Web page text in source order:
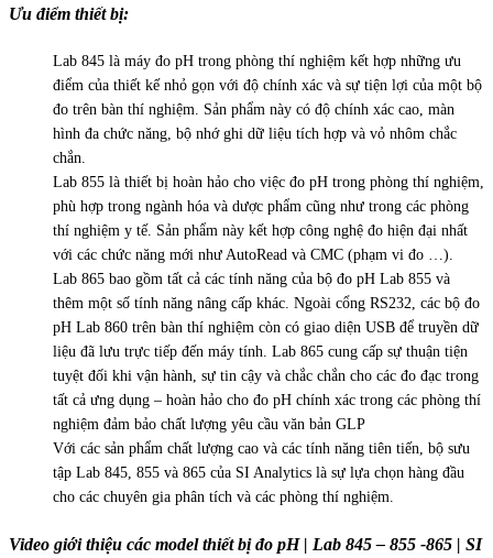
Ưu điểm thiết bị:
Lab 845 là máy đo pH trong phòng thí nghiệm kết hợp những ưu
điểm của thiết kế nhỏ gọn với độ chính xác và sự tiện lợi của một bộ
đo trên bàn thí nghiệm. Sản phẩm này có độ chính xác cao, màn
hình đa chức năng, bộ nhớ ghi dữ liệu tích hợp và vỏ nhôm chắc
chắn.
Lab 855 là thiết bị hoàn hảo cho việc đo pH trong phòng thí nghiệm,
phù hợp trong ngành hóa và dược phẩm cũng như trong các phòng
thí nghiệm y tế. Sản phẩm này kết hợp công nghệ đo hiện đại nhất
với các chức năng mới như AutoRead và CMC (phạm vi đo …).
Lab 865 bao gồm tất cả các tính năng của bộ đo pH Lab 855 và
thêm một số tính năng nâng cấp khác. Ngoài cổng RS232, các bộ đo
pH Lab 860 trên bàn thí nghiệm còn có giao diện USB để truyền dữ
liệu đã lưu trực tiếp đến máy tính. Lab 865 cung cấp sự thuận tiện
tuyệt đối khi vận hành, sự tin cậy và chắc chắn cho các đo đạc trong
tất cả ưng dụng – hoàn hảo cho đo pH chính xác trong các phòng thí
nghiệm đảm bảo chất lượng yêu cầu văn bản GLP
Với các sản phẩm chất lượng cao và các tính năng tiên tiến, bộ sưu
tập Lab 845, 855 và 865 của SI Analytics là sự lựa chọn hàng đầu
cho các chuyên gia phân tích và các phòng thí nghiệm.
Video giới thiệu các model thiết bị đo pH | Lab 845 – 855 -865 | SI